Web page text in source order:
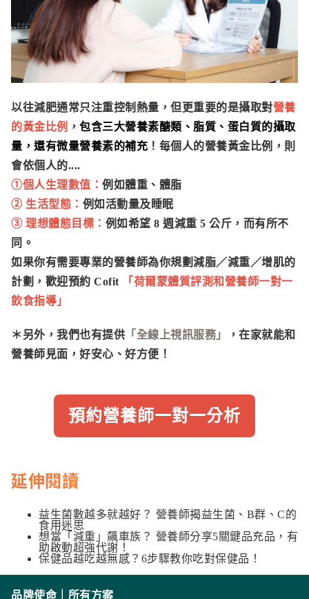
以往減肥通常只注重控制熱量，但更重要的是攝取對營養
的黃金比例 ， 包含三大營養素醣類、脂質、蛋白質的攝取
量，還有微量營養素的補充 ！每個人的營養黃金比例，則
會依個人的....
①個人生理數值： 例如體重、體脂
② 生活型態 ： 例如活動量及睡眠
③ 理想體態目標： 例如希望 8 週減重 5 公斤，而有所不
同。
如果你有需要專業的營養師為你規劃減脂／減重／增肌的
計劃，歡迎預約 Cofit
「荷爾蒙體質評測和營養師一對一
飲食指導」
＊另外，我們也有提供 「全線上視訊服務」
，在家就能和
營養師見面，好安心、好方便！
預約營養師一對一分析
延伸閱讀
益生菌數越多就越好？ 營養師揭益生菌、B群、C的
食用迷思
想當「減重」飆車族？ 營養師分享5關鍵品充品，有
助啟動超強代謝！
保健品越吃越無感？6步驟教你吃對保健品！
品牌使命 所有方案